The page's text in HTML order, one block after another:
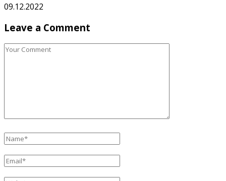
09.12.2022
Leave a Comment